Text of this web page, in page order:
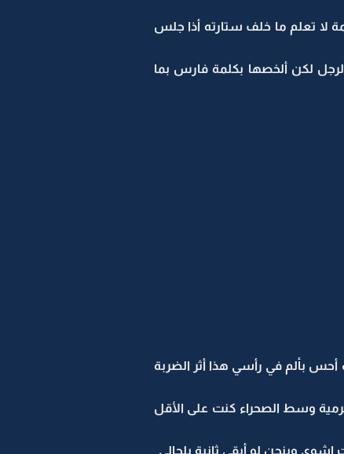
لا تعلم ما خلف ستارته أذا جلس
لكن ألخصها بكلمة فارس بما
بألم في رأسي هذا أثر الضربة
وسط الصحراء كنت على الأقل
وبنجن لو أبقى ثانية بلحالي